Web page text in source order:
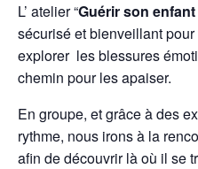
L’ atelier “Guérir son
sécurisé et bienveillant
explorer les blessures
chemin pour les apaiser.
En groupe, et grâce à des
rythme, nous irons à la
afin de découvrir là où il se